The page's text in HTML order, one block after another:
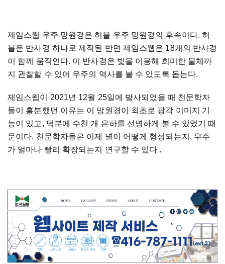
제임스웹 우주 망원경은 허블 우주 망원경의 후속이다. 허
블은 반사경 하나로 제작된 반면 제임스웹은 18개의 반사경
이 함께 움직인다. 이 반사경은 빛을 이용해 희미한 물체까
지 관찰할 수 있어 우주의 역사를 볼 수 있도록 돕는다.
제임스웹이 2021년 12월 25일에 발사되었을 때 천문학자
들이 흥분했던 이유는 이 망원경이 최초로 광각 이미지 기
능이 있고, 덕분에 수천 개 은하를 선명하게 볼 수 있었기 때
문이다. 천문학자들은 이제 별이 어떻게 형성되는지, 우주
가 얼마나 빨리 확장되는지 연구할 수 있다 .